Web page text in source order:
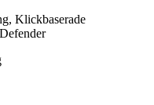
Klickbaserade